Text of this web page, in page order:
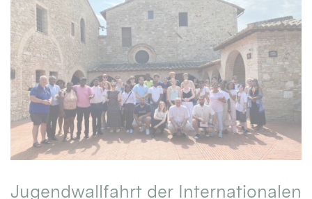
Jugendwallfahrt der Internationalen